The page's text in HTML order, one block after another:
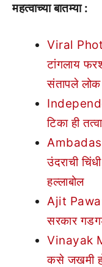
महत्वाच्या बातम्या :
Viral
टांगलाय
संतापले लोक
टिका ही
Ambadas
उंदराची
हल्लाबोल
Ajit Pawar
सरकार
Vinayak
कसे जखमी